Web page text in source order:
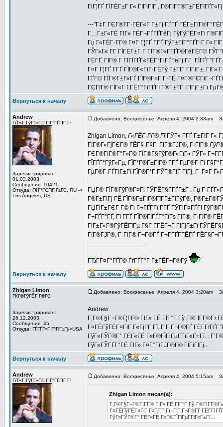
ГіГ¦ГҐ ГЇГЁГ±Г Г« ГІГіГІГ ,
---"Г‡Г ГЄГ®Г­Г·ГЁГ«Г Г±Гј ГҐГҐ
Г…Г±Г«ГЁ ГІГ» ГЁГ¬ГҐГҐГёГј ГўГўГЁГ¤Гі
Гџ Г«ГЁГ·Г­Г® Г¤Г Г¦ГҐ Г­ГҐ ГўГ±ГІГ°ГҐГ·Г Г«
ГЎГ»Г« Г­Г ГЇГЁГ±Г Г­ ГЇГ®Г«Г­ГҐГ©ГёГЁГ©
ГЁГҐ, ГІГ® Г ГЇГЇГҐГ«ГЁГ°ГіГҐГёГј Г­Г
Г¤Г Г¦ГҐ Г­ГҐ ГЇГ®Г«ГіГ·ГЁГў Г±ГІГ ГІГіГ±,
ГҐГ© ГЇГ®Г±Г«ГҐ ГЇГ®Г¤Г Г·ГЁ
ГЄГІГ® ГЇГ«Г Г­ГЁГ°ГіГҐГІ Г®Г±ГІГ ГІГјГ±Гї
Вернуться к началу
Andrew
ГѓГ«Г ГўГ­Г»Г© ГІГ°ГҐГЇГ Г·
Зарегистрирован:
01.03.2003
Сообщения: 10421
Откуда: Г€Г°ГЄГіГІГ±ГЄ, RU ->
Los Angeles, US
Добавлено: Воскресенье, Апреля 4, 2004 2:33am
Zhigan Limon, Г«ГЁГ·Г­Г® ГїГЎГ» Г­ГҐ Г±ГІГ Г«
ГІГ®Г«ГјГЄГ® ГЁГ§-Г§Г ГІГ®ГЈГ®, Г·ГІГ®
ГЄГ®ГІГ®Г°Г»Г© ГЇГ®Г§ГўГ®Г«ГїГ« ГЎГ»
ГЇГҐГ°ГўГ»Гµ, ГЇГ°Г®Г±ГІГ® Г­ГҐ ГµГ®Г·Гі
ГµГ®Г·ГҐГІГ±Гї ГЇГ®Г°Г ГЎГ®ГІГ ГІГј, Г Г¤Г
ГЏГ®-ГЇГ®ГўГ®Г¤Гі ГЎГЁГ§Г­ГҐГ±Г . Гџ
Г®Г±ГІГј ГЁ ГЇГ®Г±ГІГ®ГїГ­Г±ГІГўГ®,
ГЏГіГ±ГЄГ Г© Гі Г¬ГҐГ­Гї Г­ГҐ ГЎГіГ¤ГҐГІ
Г¬ГҐГ°ГҐ, Гї Г­ГҐ ГЇГ®ГІГҐГ°ГїГѕ ГІГ®,
ГіГ±Г«Г®ГўГЁГїГµ Г§Г Г­ГЁГ¬Г ГІГјГ±Гї
ГІГ®ГЈГ®, Г·ГІГ® Г¬Г®ГҐ Г¬Г­ГҐГ­ГЁГҐ
ГЂГ­Г¤Г°ГҐГ© ГѓГҐГ°Г Г±ГЁГ¬Г®Гў
Вернуться к началу
Zhigan Limon
ГЌГ®ГўГЁГ·Г®ГЄ
Зарегистрирован:
26.12.2003
Сообщения: 45
Откуда: ГЃГҐГ«Г Г°ГіГ±Гј->USA
Добавлено: Воскресенье, Апреля 4, 2004 3:20am
Andrew
Г‚Г®Г§Г¬Г®Г¦Г­Г® ГІГ» ГЁ ГЇГ°Г Гў
Г¤ГЁГўГЁГ¤ГіГ Г«ГјГ­Г Гї. Г‘Г Г¬Г®ГҐ
ГўГ»ГЎГ®Г° ГЁГ«ГЁ Г«Г®ГЇГіГµГ­ГіГ«Г±Гї...
ГўГ»ГЎГҐГ°ГЁ ГІГ» Г¤Г°ГіГЈГ®Г© ГЇГіГІГј...
Вернуться к началу
Andrew
ГѓГ«Г ГўГ­Г»Г© ГІГ°ГҐГЇГ Г·
Добавлено: Воскресенье, Апреля 4, 2004 5:15am
Zhigan Limon писал(а):
Г‚Г®Г§Г¬Г®Г¦Г­Г® ГІГ» ГЁ ГЇГ°Г Гў
Г¤ГЁГўГЁГ¤ГіГ Г«ГјГ­Г Гї. Г‘Г Г¬Г®ГҐ
ГўГ»ГЎГ®Г° ГЁГ«ГЁ Г«Г®ГЇГіГµГ­ГіГ«Г±Гї...